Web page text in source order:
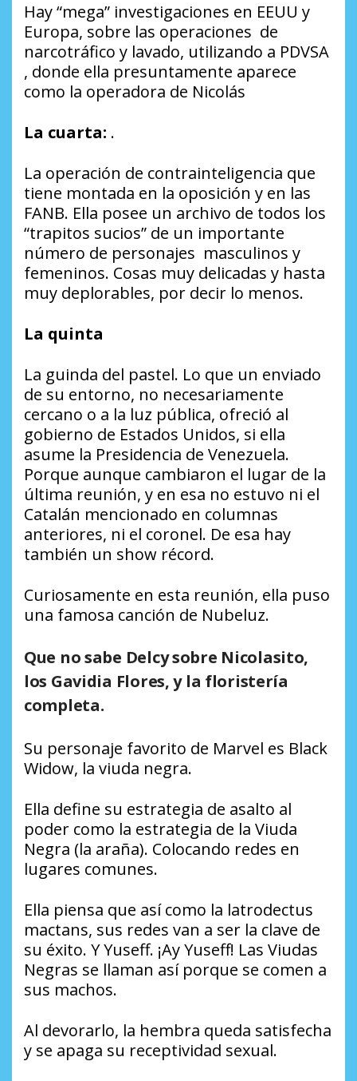
Hay “mega” investigaciones en EEUU y
Europa, sobre las operaciones de
narcotráfico y lavado, utilizando a PDVSA
, donde ella presuntamente aparece
como la operadora de Nicolás
La cuarta: .
La operación de contrainteligencia que
tiene montada en la oposición y en las
FANB. Ella posee un archivo de todos los
“trapitos sucios” de un importante
número de personajes masculinos y
femeninos. Cosas muy delicadas y hasta
muy deplorables, por decir lo menos.
La quinta
La guinda del pastel. Lo que un enviado
de su entorno, no necesariamente
cercano o a la luz pública, ofreció al
gobierno de Estados Unidos, si ella
asume la Presidencia de Venezuela.
Porque aunque cambiaron el lugar de la
última reunión, y en esa no estuvo ni el
Catalán mencionado en columnas
anteriores, ni el coronel. De esa hay
también un show récord.
Curiosamente en esta reunión, ella puso
una famosa canción de Nubeluz.
Que no sabe Delcy sobre Nicolasito,
los Gavidia Flores, y la floristería
completa.
Su personaje favorito de Marvel es Black
Widow, la viuda negra.
Ella define su estrategia de asalto al
poder como la estrategia de la Viuda
Negra (la araña). Colocando redes en
lugares comunes.
Ella piensa que así como la latrodectus
mactans, sus redes van a ser la clave de
su éxito. Y Yuseff. ¡Ay Yuseff! Las Viudas
Negras se llaman así porque se comen a
sus machos.
Al devorarlo, la hembra queda satisfecha
y se apaga su receptividad sexual.